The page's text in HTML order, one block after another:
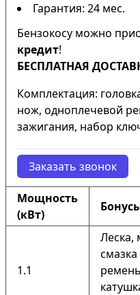
Гарантия: 24 мес.
Бензокосу можно
кредит!
БЕСПЛАТНАЯ
Комплектация:
нож, одноплечевой
зажигания, набор
Заказать звонок
Мощность
(кВт)
1.1
Леска,
смазка